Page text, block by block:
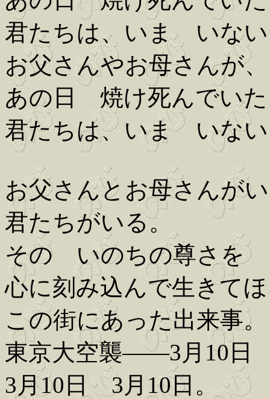
君たちは、いま いない
お父さんやお母さんが、
あの日 焼け死んでい
君たちは、いま いない
お父さんとお母さんが
君たちがいる。
その いのちの尊さを
心に刻み込んで生きて
この街にあった出来事。
東京大空襲――3月10日
3月10日 3月10日。